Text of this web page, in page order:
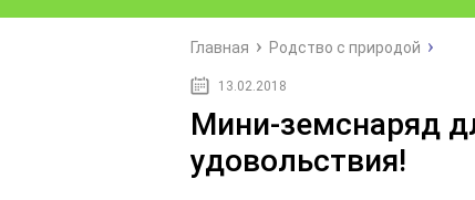
Главная Родство с природой
13.02.2018
Мини-земснаряд
удовольствия!